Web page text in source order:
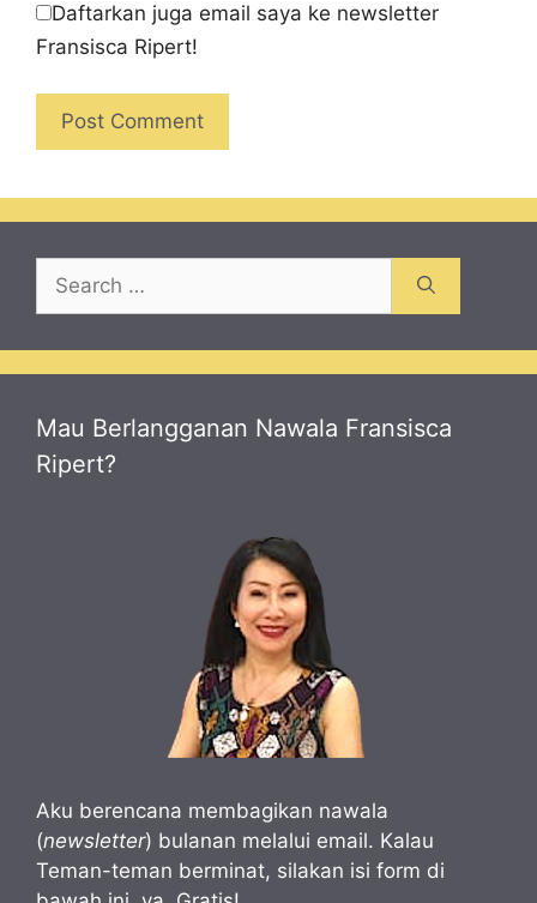
Daftarkan juga email saya ke newsletter
Fransisca Ripert!
for:
Mau Berlangganan Nawala Fransisca
Ripert?
Aku berencana membagikan nawala
(newsletter) bulanan melalui email. Kalau
Teman-teman berminat, silakan isi form di